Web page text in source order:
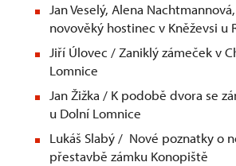
Jan Veselý, Alena
novověký hostinec v Kněževsi u
Jiří Úlovec / Zaniklý zámeček v
Lomnice
Jan Žižka / K podobě dvora se
u Dolní Lomnice
Lukáš Slabý / Nové poznatky o
přestavbě zámku Konopiště